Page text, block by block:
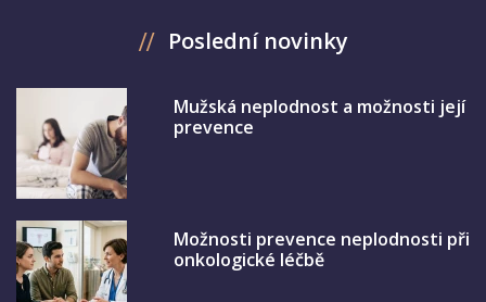
Poslední novinky
Mužská neplodnost a možnosti její
prevence
Možnosti prevence neplodnosti při
onkologické léčbě